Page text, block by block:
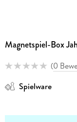
Magnetspiel-Box
(0
Spielware